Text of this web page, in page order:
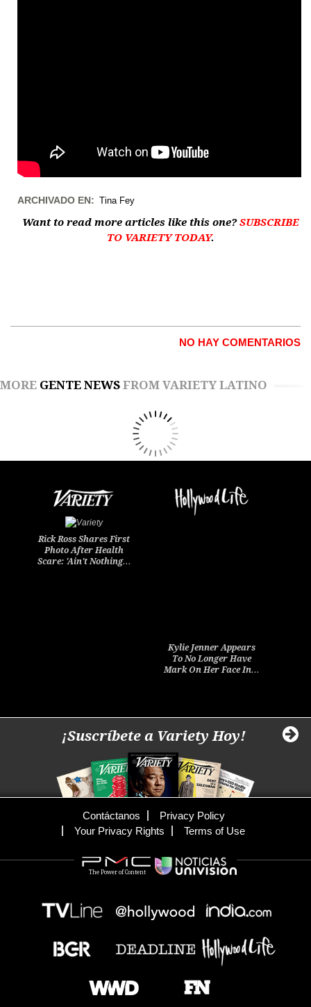
ARCHIVADO EN: Tina Fey
Want to read more articles like this one?SUBSCRIBE
TO VARIETY TODAY.
NO HAY COMENTARIOS
MORE GENTE NEWS FROM VARIETY LATINO
Rick Ross Shares First
Photo After Health
Scare: 'Ain't Nothing…
Kylie Jenner Appears
To No Longer Have
Mark On Her Face In…
¡Suscríbete a Variety Hoy!
Contáctanos
Privacy Policy
Your Privacy Rights
Terms of Use
The Power of Content